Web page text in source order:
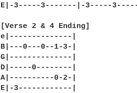
E|-3-----3-------|-3-----
[Verse 2 & 4 Ending]
e|--------------|
B|---0---0--1-3-|
G|--------------|
D|-----0--------|
A|----------0-2-|
E|-3------------|